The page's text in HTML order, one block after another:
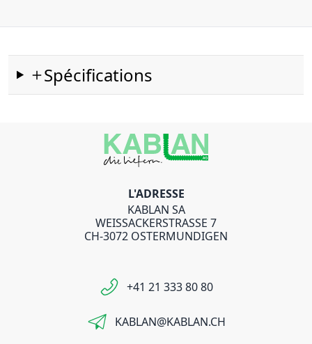
Spécifications
L'ADRESSE
KABLAN SA
WEISSACKERSTRASSE 7
CH-3072 OSTERMUNDIGEN
+41 21 333 80 80
KABLAN@KABLAN.CH